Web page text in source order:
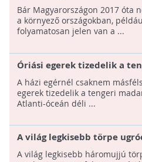
Bár Magyarországon 2017 óta
a környező országokban,
folyamatosan jelen van a ...
Óriási egerek tizedelik a
atlanti-óceáni szigeten
A házi egérnél csaknem
egerek tizedelik a tengeri
Atlanti-óceán déli ...
A világ legkisebb törpe
A világ legkisebb háromujjú